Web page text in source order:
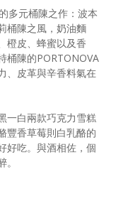
多元桶陳之作：波本
桶陳之風，奶油麵
橙皮、蜂蜜以及香
桶陳的PORTONOVA
、皮革與辛香料氣在
一白兩款巧克力雪糕
豐香草莓則白乳酪的
好吃。與酒相佐，個